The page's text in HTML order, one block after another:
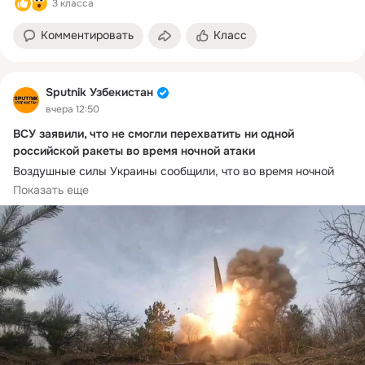
3 класса
Комментировать Класс
Sputnik Узбекистан
вчера 12:50
ВСУ заявили, что не смогли перехватить ни одной
российской ракеты во время ночной атаки
Воздушные силы Украины сообщили, что во время ночной
атаки не смогли сбить ни одной из российских ракет,
сообщает РИА Новости.
По данным Минобороны РФ, российские войска нанесли
массированный удар высокоточным оружием и
дальнобойными беспилотниками по транспортно-
логистическим и распределительным центрам в Киеве и
Киевской области. Ранее представитель Воздушных сил
Украины Юрий Игнат заявлял о дефиците ракет для систем
ПВО.
Показать еще